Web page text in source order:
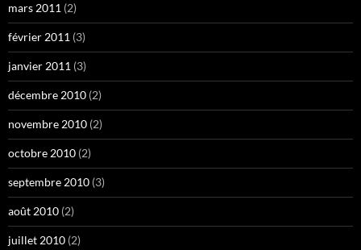
mars 2011 (2)
février 2011 (3)
janvier 2011 (3)
décembre 2010 (2)
novembre 2010 (2)
octobre 2010 (2)
septembre 2010 (3)
août 2010 (2)
juillet 2010 (2)